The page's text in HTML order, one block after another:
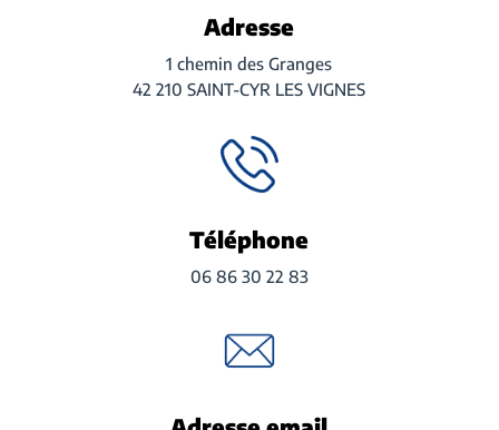
Adresse
1 chemin des Granges
42 210 SAINT-CYR LES VIGNES
Téléphone
06 86 30 22 83